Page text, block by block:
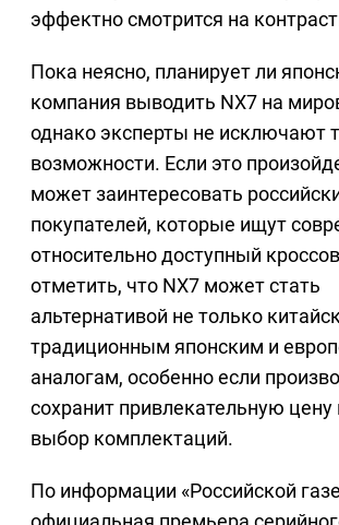
эффектно смотрится на
Пока неясно, планирует ли
компания выводить NX7 на
однако эксперты не исключают
возможности. Если это
может заинтересовать
покупателей, которые ищут
относительно доступный
отметить, что NX7 может стать
альтернативой не только
традиционным японским и
аналогам, особенно если
сохранит привлекательную
выбор комплектаций.
По информации «Российской